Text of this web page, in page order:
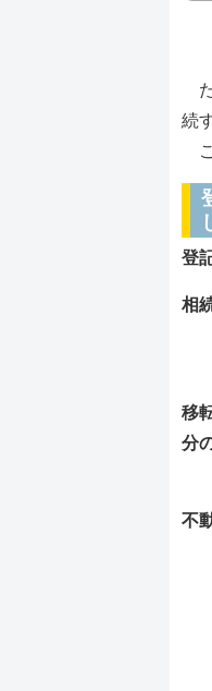
た
続
こ
登
相
移
分
不